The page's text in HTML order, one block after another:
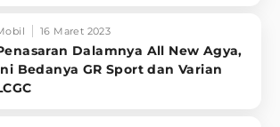
16 Maret 2023
Dalamnya All New Agya,
Bedanya GR Sport dan Varian